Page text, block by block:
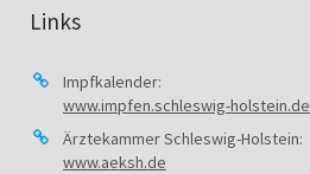
Links
Impfkalender:
www.impfen.schleswig-holstein.de
Ärztekammer Schleswig-Holstein:
www.aeksh.de